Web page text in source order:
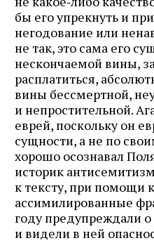
бы его упрекнуть и
негодование или
не так, это сама его
нескончаемой вины,
расплатиться,
вины бессмертной,
и непростительной.
еврей, поскольку он
сущности, а не по
хорошо осознавал
историк
к тексту, при помощи
ассимилированные
году предупреждали
и видели в ней